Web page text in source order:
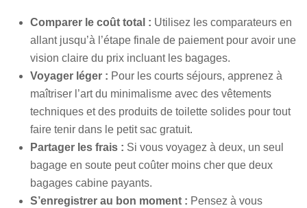
Comparer le coût total : Utilisez les comparateurs en
allant jusqu’à l’étape finale de paiement pour avoir une
vision claire du prix incluant les bagages.
Voyager léger : Pour les courts séjours, apprenez à
maîtriser l’art du minimalisme avec des vêtements
techniques et des produits de toilette solides pour tout
faire tenir dans le petit sac gratuit.
Partager les frais : Si vous voyagez à deux, un seul
bagage en soute peut coûter moins cher que deux
bagages cabine payants.
S’enregistrer au bon moment : Pensez à vous